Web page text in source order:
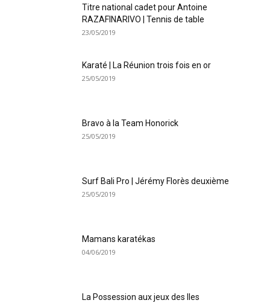
Titre national cadet pour Antoine
RAZAFINARIVO | Tennis de table
23/05/2019
Karaté | La Réunion trois fois en or
25/05/2019
Bravo à la Team Honorick
25/05/2019
Surf Bali Pro | Jérémy Florès deuxième
25/05/2019
Mamans karatékas
04/06/2019
La Possession aux jeux des Iles